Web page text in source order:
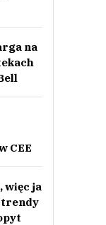
na
CEE
więc ja
trendy